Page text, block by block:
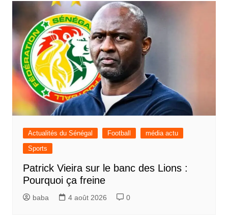
Actualités du Sénégal Football
média actu
Sports
Patrick Vieira sur le banc des Lions :
Pourquoi ça freine
baba 4 août 2026 0